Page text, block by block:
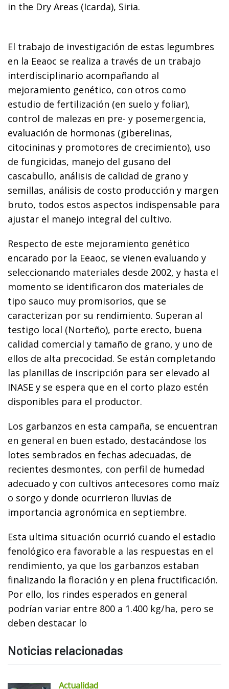
in the Dry Areas (Icarda), Siria.
El trabajo de investigación de estas legumbres
en la Eeaoc se realiza a través de un trabajo
interdisciplinario acompañando al
mejoramiento genético, con otros como
estudio de fertilización (en suelo y foliar),
control de malezas en pre- y posemergencia,
evaluación de hormonas (giberelinas,
citocininas y promotores de crecimiento), uso
de fungicidas, manejo del gusano del
cascabullo, análisis de calidad de grano y
semillas, análisis de costo producción y margen
bruto, todos estos aspectos indispensable para
ajustar el manejo integral del cultivo.
Respecto de este mejoramiento genético
encarado por la Eeaoc, se vienen evaluando y
seleccionando materiales desde 2002, y hasta el
momento se identificaron dos materiales de
tipo sauco muy promisorios, que se
caracterizan por su rendimiento. Superan al
testigo local (Norteño), porte erecto, buena
calidad comercial y tamaño de grano, y uno de
ellos de alta precocidad. Se están completando
las planillas de inscripción para ser elevado al
INASE y se espera que en el corto plazo estén
disponibles para el productor.
Los garbanzos en esta campaña, se encuentran
en general en buen estado, destacándose los
lotes sembrados en fechas adecuadas, de
recientes desmontes, con perfil de humedad
adecuado y con cultivos antecesores como maíz
o sorgo y donde ocurrieron lluvias de
importancia agronómica en septiembre.
Esta ultima situación ocurrió cuando el estadio
fenológico era favorable a las respuestas en el
rendimiento, ya que los garbanzos estaban
finalizando la floración y en plena fructificación.
Por ello, los rindes esperados en general
podrían variar entre 800 a 1.400 kg/ha, pero se
deben destacar lo
Noticias relacionadas
Actualidad